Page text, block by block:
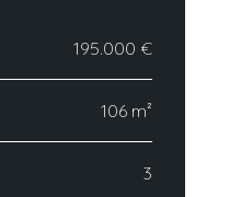
195.000 €
106 m²
3